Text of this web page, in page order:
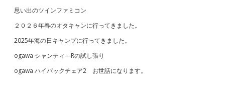
思い出のツインファミコン
２０２６年春のオタキャンに行ってきました。
2025年海の日キャンプに行ってきました。
ogawa シャンティ―Rの試し張り
ogawa ハイバックチェア2 お世話になります。